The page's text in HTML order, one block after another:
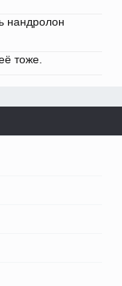
нандролон
тоже.